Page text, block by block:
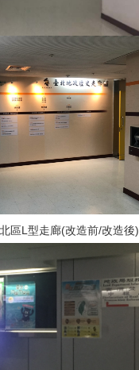
區L型走廊(改造前/改造後)